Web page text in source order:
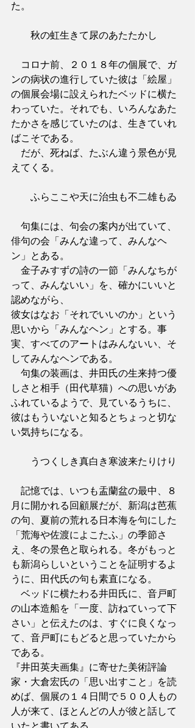
た。
秋の虹生きて尿のあたたかし
コロナ前、２０１８年の個展で、ガ
ンの病状の進行していた彼は「絵屋」
の個展会場に設えられたベッドに横た
わっていた。それでも、いろんなあた
たかさを感じていたのは、生きていれ
ばこそである。
だが、死ねば、たぶん違う景色が見
えてくる。
ふらここや天に治虫も不二雄もゐ
句集には、句会の案内が出ていて、
俳句の会「みんな違って、みんなヘ
ン」とある。
金子みすずの詩の一節「みんなちが
って、みんないい」を、確かにいいと
認めながら、
彼女はなお「それでいいのか」という
思いから「みんなヘン」とする。事
実、すべてのアートはみんないい、そ
してみんなヘンである。
句集の装画は、井田氏の生来持つ優
しさと相手（田代草猫）への思いがあ
ふれているようで、見ているうちに、
彼はもういないと知るとちょっと切な
い気持ちになる。
うつくしき真白き寒波来たりけり
記憶では、いつも盂蘭盆の最中、８
月に開かれる回顧展だが、新潟は芭蕉
の句、夏前の荒れる日本海を句にした
「荒海や佐渡によこたふ」の季節さ
え、冬の景色と取られる。冬がもっと
も新潟らしいということを証明するよ
うに、田代氏の句も素直になる。
ベッドに横たわる井田氏に、音戸町
の山本造船を「一度、訪ねていって下
さい」と伝えたのは、すぐに良くなっ
て、音戸町にもどると思っていたから
である。
『井田英夫画集』に寄せた美術評論
家・大倉宏氏の「思い出すこと」を読
めば、個展の１４日間で５００人もの
人が来て、ほとんどの人が彼と話して
いたと書いてある。